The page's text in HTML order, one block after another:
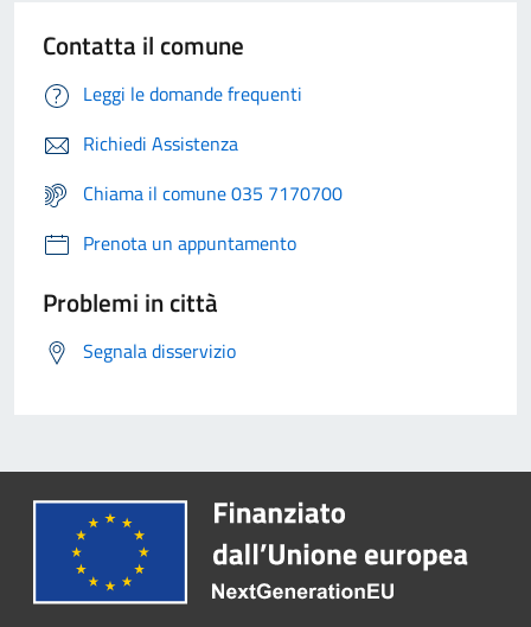
Contatta il comune
Leggi le domande frequenti
Richiedi Assistenza
Chiama il comune 035 7170700
Prenota un appuntamento
Problemi in città
Segnala disservizio